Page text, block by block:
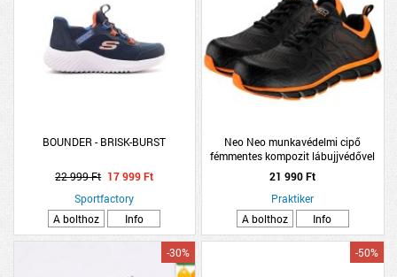
BOUNDER - BRISK-BURST
22 999 Ft 17 999 Ft
Sportfactory
A bolthoz
Info
Neo Neo munkavédelmi cipő
fémmentes kompozit lábujjvédővel
43
21 990 Ft
Praktiker
A bolthoz
Info
-30% -50%